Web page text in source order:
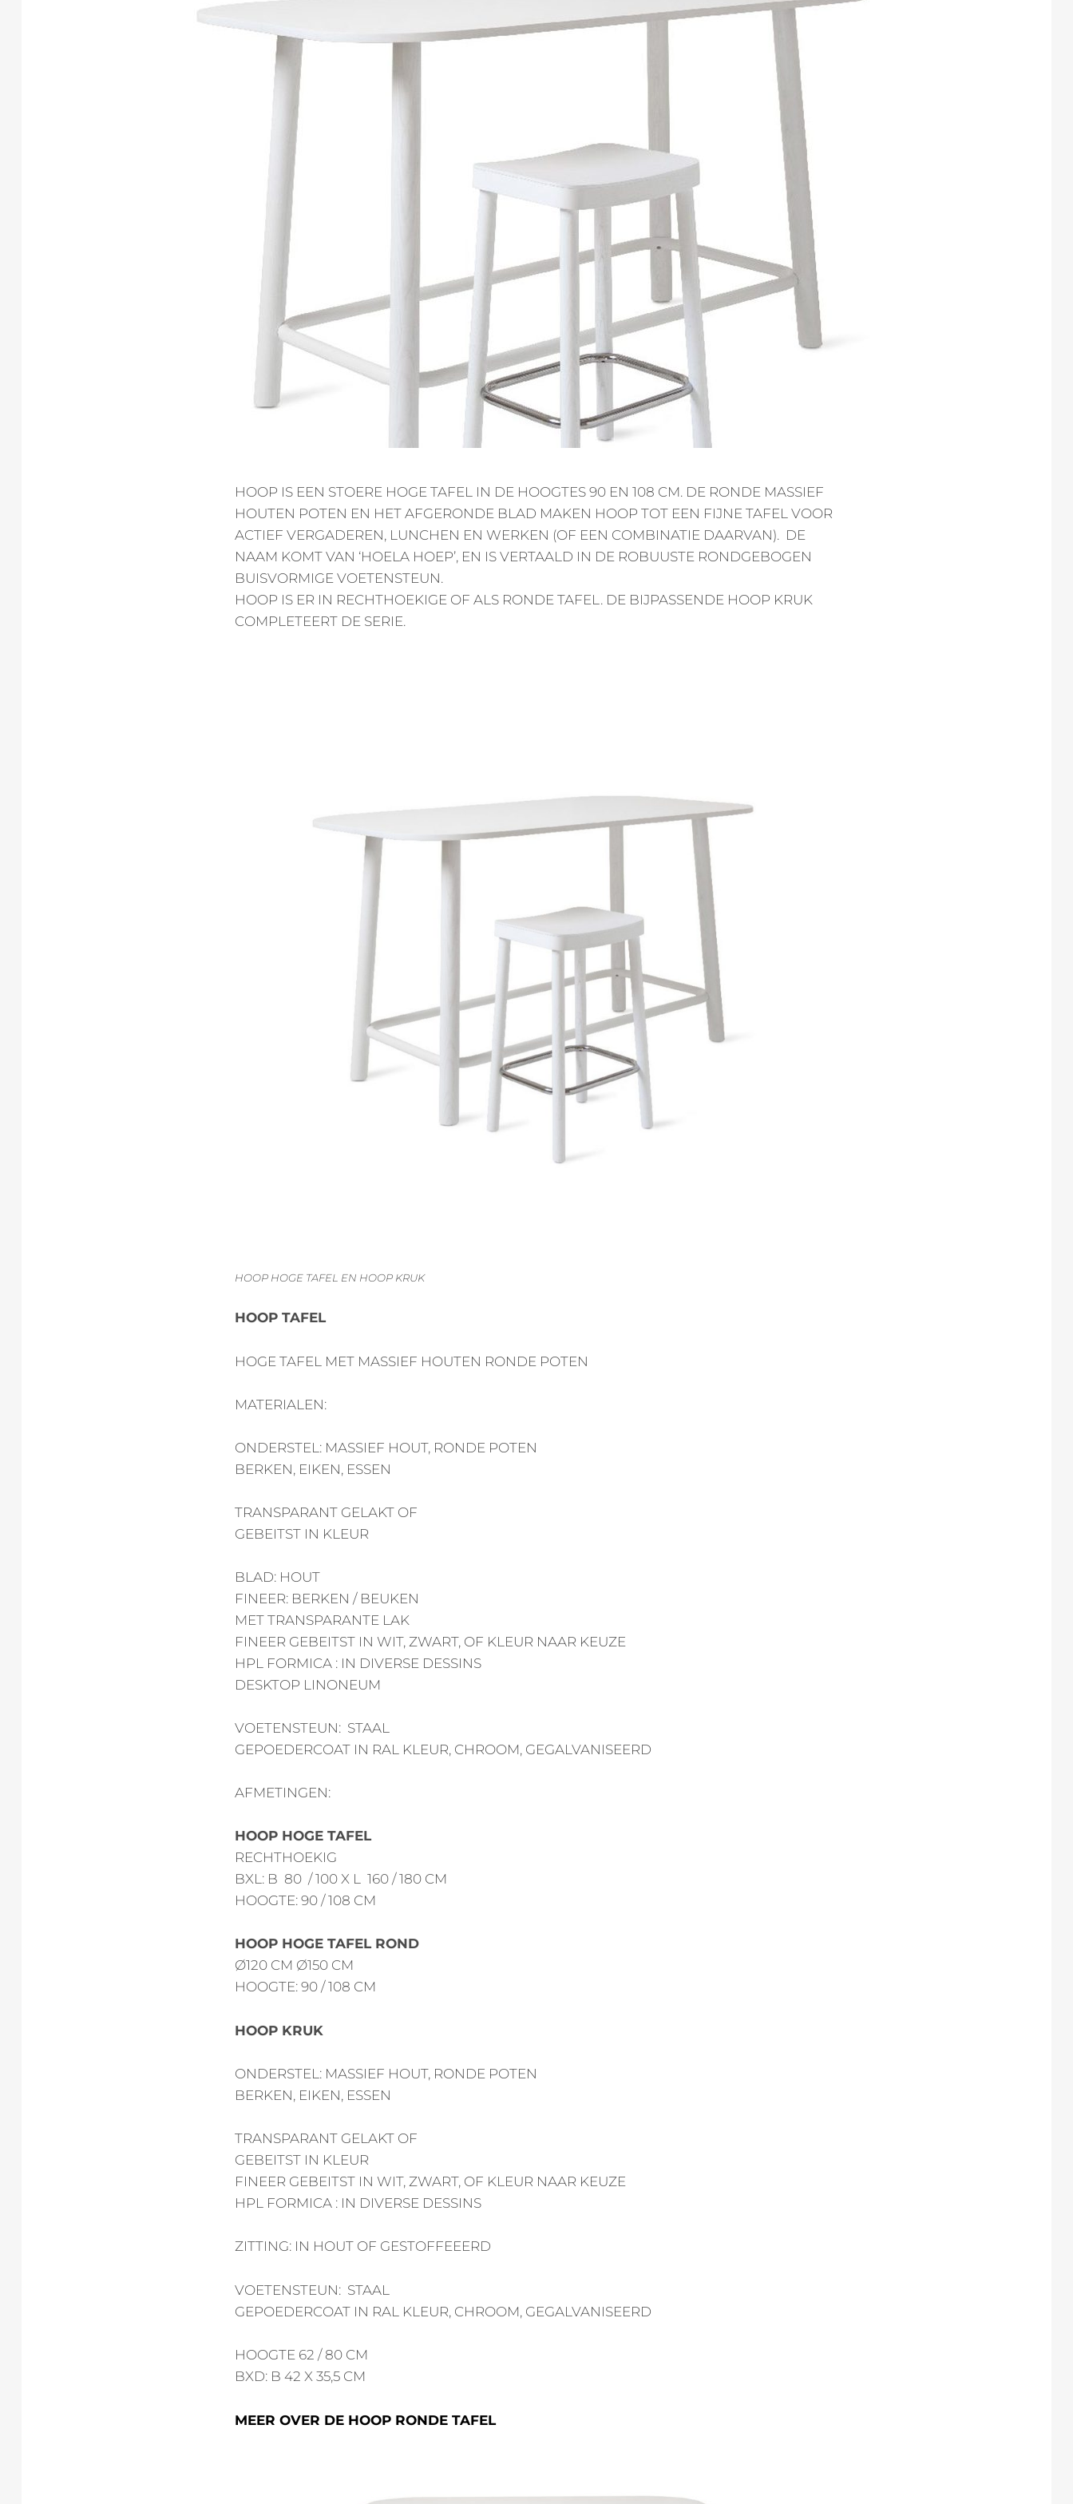
HOOP IS EEN STOERE HOGE TAFEL IN DE HOOGTES 90 EN 108 CM. DE RONDE MASSIEF
HOUTEN POTEN EN HET AFGERONDE BLAD MAKEN HOOP TOT EEN FIJNE TAFEL VOOR
ACTIEF VERGADEREN, LUNCHEN EN WERKEN (OF EEN COMBINATIE DAARVAN). DE
NAAM KOMT VAN ‘HOELA HOEP’, EN IS VERTAALD IN DE ROBUUSTE RONDGEBOGEN
BUISVORMIGE VOETENSTEUN.
HOOP IS ER IN RECHTHOEKIGE OF ALS RONDE TAFEL. DE BIJPASSENDE HOOP KRUK
COMPLETEERT DE SERIE.
HOOP HOGE TAFEL EN HOOP KRUK
HOOP TAFEL
HOGE TAFEL MET MASSIEF HOUTEN RONDE POTEN
MATERIALEN:
ONDERSTEL: MASSIEF HOUT, RONDE POTEN
BERKEN, EIKEN, ESSEN
TRANSPARANT GELAKT OF
GEBEITST IN KLEUR
BLAD: HOUT
FINEER: BERKEN / BEUKEN
MET TRANSPARANTE LAK
FINEER GEBEITST IN WIT, ZWART, OF KLEUR NAAR KEUZE
HPL FORMICA : IN DIVERSE DESSINS
DESKTOP LINONEUM
VOETENSTEUN: STAAL
GEPOEDERCOAT IN RAL KLEUR, CHROOM, GEGALVANISEERD
AFMETINGEN:
HOOP HOGE TAFEL
RECHTHOEKIG
BXL: B 80 / 100 X L 160 / 180 CM
HOOGTE: 90 / 108 CM
HOOP HOGE TAFEL ROND
Ø120 CM Ø150 CM
HOOGTE: 90 / 108 CM
HOOP KRUK
ONDERSTEL: MASSIEF HOUT, RONDE POTEN
BERKEN, EIKEN, ESSEN
TRANSPARANT GELAKT OF
GEBEITST IN KLEUR
FINEER GEBEITST IN WIT, ZWART, OF KLEUR NAAR KEUZE
HPL FORMICA : IN DIVERSE DESSINS
ZITTING: IN HOUT OF GESTOFFEEERD
VOETENSTEUN: STAAL
GEPOEDERCOAT IN RAL KLEUR, CHROOM, GEGALVANISEERD
HOOGTE 62 / 80 CM
BXD: B 42 X 35,5 CM
MEER OVER DE HOOP RONDE TAFEL